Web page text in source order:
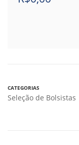
CATEGORIAS
Seleção de Bolsistas